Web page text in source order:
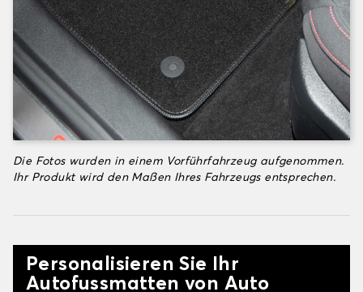
Die Fotos wurden in einem Vorführfahrzeug aufgenommen.
Ihr Produkt wird den Maßen Ihres Fahrzeugs entsprechen.
Personalisieren Sie Ihr
Autofussmatten von Auto